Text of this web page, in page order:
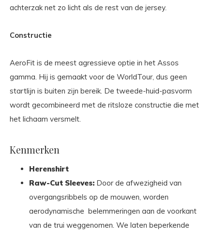
achterzak net zo licht als de rest van de jersey.
Constructie
AeroFit is de meest agressieve optie in het Assos
gamma. Hij is gemaakt voor de WorldTour, dus geen
startlijn is buiten zijn bereik. De tweede-huid-pasvorm
wordt gecombineerd met de ritsloze constructie die met
het lichaam versmelt.
Kenmerken
Herenshirt
Raw-Cut Sleeves: Door de afwezigheid van
overgangsribbels op de mouwen, worden
aerodynamische belemmeringen aan de voorkant
van de trui weggenomen. We laten beperkende